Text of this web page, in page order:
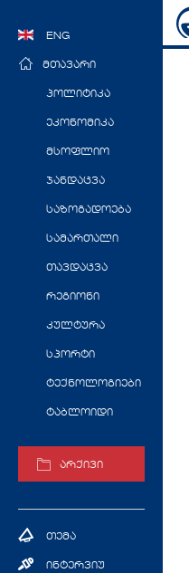
ENG
მთავარი
პოლიტიკა
ეკონომიკა
მსოფლიო
ჯანდაცვა
საზოგადოება
სამართალი
თავდაცვა
რეგიონი
კულტურა
სპორტი
ტექნოლოგიები
ტაბლოიდი
არქივი
თემა
ინტერვიუ